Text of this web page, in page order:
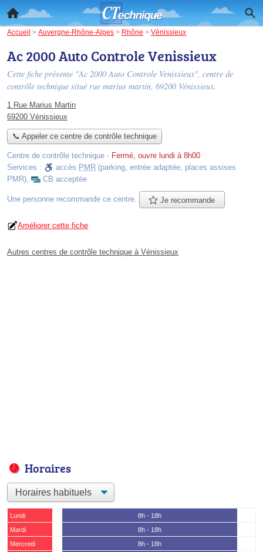
Accueil > Auvergne-Rhône-Alpes > Rhône > Vénissieux
Ac 2000 Auto Controle Venissieux
Cette fiche présente "Ac 2000 Auto Controle Venissieux", centre de
contrôle technique situé rue marius martin, 69200 Vénissieux.
1 Rue Marius Martin
69200 Vénissieux
📞 Appeler ce centre de contrôle technique
Centre de contrôle technique - Fermé, ouvre lundi à 8h00
Services :
accès PMR (parking, entrée adaptée, places assises
PMR), CB acceptée
Une personne recommande ce centre. Je recommande
Améliorer cette fiche
Autres centres de contrôle technique à Vénissieux
Horaires
Lundi
8h - 18h
Mardi
8h - 18h
Mercredi
8h - 18h